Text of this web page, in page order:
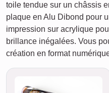
toile tendue sur un châssis
plaque en Alu Dibond pour
impression sur acrylique
brillance inégalées. Vous
création en format